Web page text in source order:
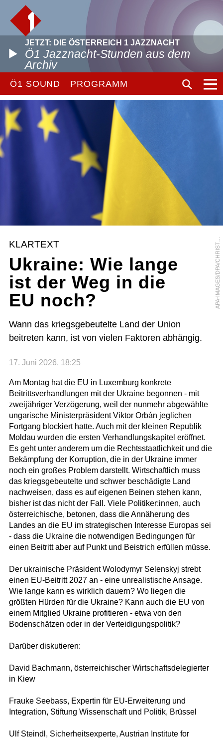
JETZT: DIE ÖSTERREICH 1 JAZZNACHT
Ö1 Jazznacht-Stunden aus dem
Archiv
Ö1 SOUND PROGRAMM
A
P
A
-
I
M
A
G
E
S
/
D
P
A
/
C
H
R
I
S
T
O
P
H
R
E
I
C
H
W
E
I
N
KLARTEXT
Ukraine: Wie lange
ist der Weg in die
EU noch?
Wann das kriegsgebeutelte Land der Union
beitreten kann, ist von vielen Faktoren abhängig.
17. Juni 2026, 18:25
Am Montag hat die EU in Luxemburg konkrete
Beitrittsverhandlungen mit der Ukraine begonnen - mit
zweijähriger Verzögerung, weil der nunmehr abgewählte
ungarische Ministerpräsident Viktor Orbán jeglichen
Fortgang blockiert hatte. Auch mit der kleinen Republik
Moldau wurden die ersten Verhandlungskapitel eröffnet.
Es geht unter anderem um die Rechtsstaatlichkeit und die
Bekämpfung der Korruption, die in der Ukraine immer
noch ein großes Problem darstellt. Wirtschaftlich muss
das kriegsgebeutelte und schwer beschädigte Land
nachweisen, dass es auf eigenen Beinen stehen kann,
bisher ist das nicht der Fall. Viele Politiker:innen, auch
österreichische, betonen, dass die Annäherung des
Landes an die EU im strategischen Interesse Europas sei
- dass die Ukraine die notwendigen Bedingungen für
einen Beitritt aber auf Punkt und Beistrich erfüllen müsse.
Der ukrainische Präsident Wolodymyr Selenskyj strebt
einen EU-Beitritt 2027 an - eine unrealistische Ansage.
Wie lange kann es wirklich dauern? Wo liegen die
größten Hürden für die Ukraine? Kann auch die EU von
einem Mitglied Ukraine profitieren - etwa von den
Bodenschätzen oder in der Verteidigungspolitik?
Darüber diskutieren:
David Bachmann, österreichischer Wirtschaftsdelegierter
in Kiew
Frauke Seebass, Expertin für EU-Erweiterung und
Integration, Stiftung Wissenschaft und Politik, Brüssel
Ulf Steindl, Sicherheitsexperte, Austrian Institute for